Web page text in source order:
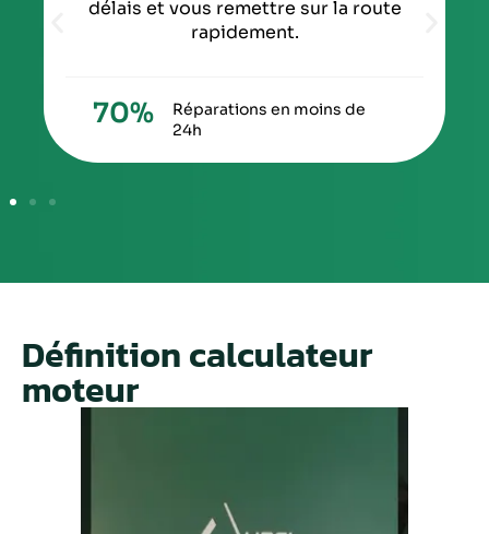
délais et vous remettre sur la route
rapidement.
Réparations en moins de
24h
70%
Définition calculateur
moteur